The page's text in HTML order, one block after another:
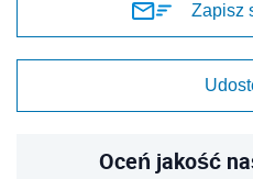
Zapisz
Oceń jakość